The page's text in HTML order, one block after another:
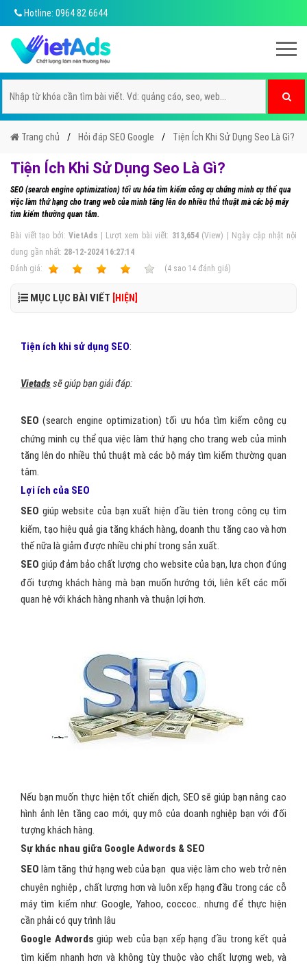
Hotline: 0964 82 6644
Trang chủ Hỏi đáp SEO Google Tiện Ích Khi Sử Dụng Seo Là Gì?
Tiện Ích Khi Sử Dụng Seo Là Gì?
SEO (search engine optimization) tối ưu hóa tìm kiếm công cụ chứng minh cụ thể qua
việc làm thứ hạng cho trang web của mình tăng lên do nhiều thủ thuật mà các bộ máy
tìm kiếm thường quan tâm.
Bài viết tạo bởi:VietAds | Lượt xem bài viết: 313,654(View) | Ngày cập nhật nội
dung gần nhất: 28-12-2024 16:27:14
Ðánh giá:
(4 sao 14 đánh giá)
MỤC LỤC BÀI VIẾT [HIỆN]
Tiện ích khi sử dụng SEO:
Vietadssẽ giúp bạn giải đáp:
SEO (search engine optimization) tối ưu hóa tìm kiếm công cụ
chứng minh cụ thể qua việc làm thứ hạng cho trang web của mình
tăng lên do nhiều thủ thuật mà các bộ máy tìm kiếm thường quan
tâm.
Lợi ích của SEO
SEO giúp website của bạn xuất hiện đầu tiên trong công cụ tìm
kiếm, tạo hiệu quả gia tăng khách hàng, doanh thu tăng cao và hơn
thế nữa là giảm được nhiều chi phí trong sản xuất.
SEO giúp đảm bảo chất lượng cho website của bạn, lựa chọn đúng
đối tượng khách hàng mà bạn muốn hướng tới, liên kết các mối
quan hệ với khách hàng nhanh và thuận lợi hơn.
Nếu bạn muốn thực hiện tốt chiến dịch, SEO sẽ giúp bạn nâng cao
hình ảnh lên tầng cao mới, quy mô của doanh nghiệp bạn với đối
tượng khách hàng.
Sự khác nhau giữa Google Adwords & SEO
SEO làm tăng thứ hạng web của bạn qua việc làm cho web trở nên
chuyên nghiệp , chất lượng hơn và luôn xếp hạng đầu trong các cỗ
máy tìm kiếm như: Google, Yahoo, coccoc.. nhưng để thực hiện
cần phải có quy trình lâu
Google Adwords giúp web của bạn xếp hạng đầu trong kết quả
tìm kiếm nhanh hơn và không tùy thuộc vào chất lượng web, và